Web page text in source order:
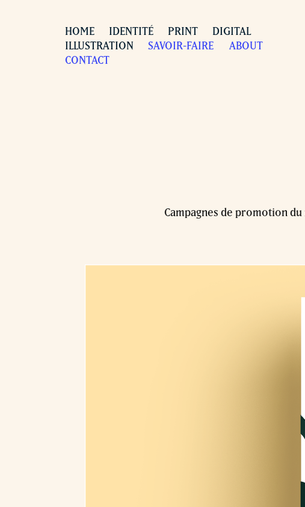
HOME IDENTITÉ PRINT
DIGITAL
ILLUSTRATION
SAVOIR-FAIRE
ABOUT
CONTACT
Campagnes de promotion